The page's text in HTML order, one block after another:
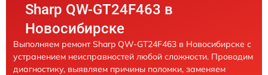
Sharp QW-GT24F463 в
Новосибирске
Выполняем ремонт Sharp QW-GT24F463 в Новосибирске с
устранением неисправностей любой сложности. Проводим
диагностику, выявляем причины поломки, заменяем